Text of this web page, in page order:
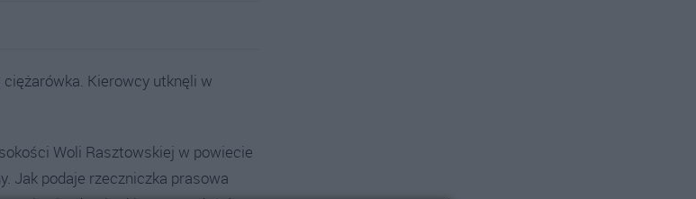
ciężarówka. Kierowcy utknęli w
Woli Rasztowskiej w powiecie
Jak podaje rzeczniczka prasowa